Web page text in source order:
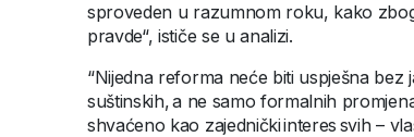
sproveden u razumnom roku, kako
pravde“, ističe se u analizi.
“Nijedna reforma neće biti uspješna
suštinskih, a ne samo formalnih
shvaćeno kao zajednički interes svih –